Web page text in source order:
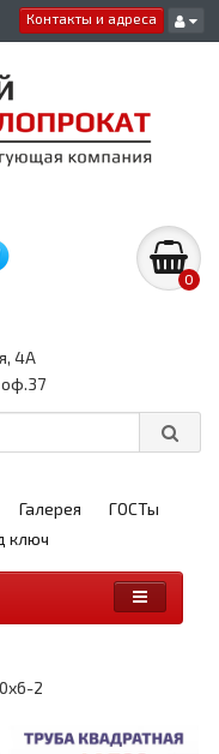
Контакты и адреса
0
4А
Галерея
ГОСТы
ключ
2